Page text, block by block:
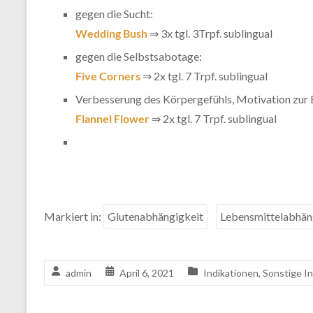
gegen die Sucht:
Wedding Bush ⇒ 3x tgl. 3Trpf. sublingual
gegen die Selbstsabotage:
Five Corners ⇒ 2x tgl. 7 Trpf. sublingual
Verbesserung des Körpergefühls, Motivation zur
Flannel Flower ⇒ 2x tgl. 7 Trpf. sublingual
Markiert in: Glutenabhängigkeit
admin April 6, 2021 Indikationen, Sonstige